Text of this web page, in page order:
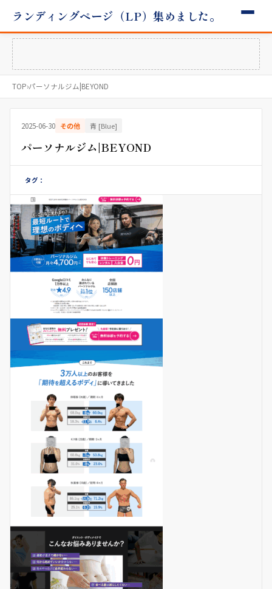
ランディングページ（LP）集めました。
TOP›パーソナルジム|BEYOND
2025-06-30 その他 青 [Blue]
パーソナルジム|BEYOND
タグ：